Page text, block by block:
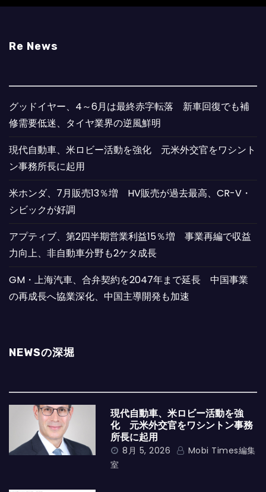
Re News
グッドイヤー、4～6月は最終赤字転落 新車回復でも補
修需要低迷、タイヤ業界の逆風鮮明
現代自動車、米ロビー活動を強化 元米外交官をワシント
ン事務所長に起用
米ホンダ、7月販売13％増 HV販売が過去最高、CR-V・
シビックが好調
アプティブ、第2四半期営業利益15％増 事業再編で収益
力向上、非自動車分野も2ケタ成長
GM・上海汽車、合弁契約を2047年まで延長 中国事業
の再成長へ協業深化、中国主導開発も加速
NEWSの深堀
現代自動車、米ロビー活動を強
化 元米外交官をワシントン事務
所長に起用
8月 5, 2026
Mobi Times編集
室